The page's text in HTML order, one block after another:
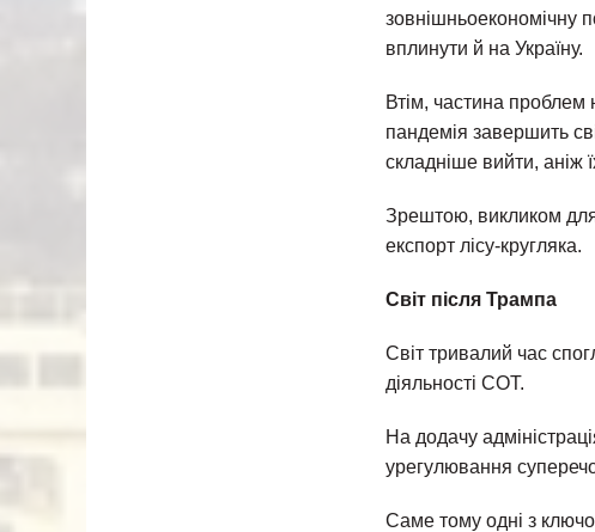
зовнішньоекономічну
вплинути й на Україну.
Втім, частина
пандемія завершить
складніше вийти, аніж
Зрештою, викликом
експорт лісу-кругляка.
Світ після Трампа
Світ тривалий час
діяльності СОТ.
На додачу
урегулювання
Саме тому одні з